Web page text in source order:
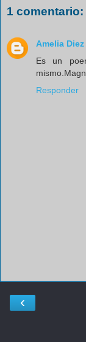
1 comentario:
Amelia Diez
Es un
Responder
‹